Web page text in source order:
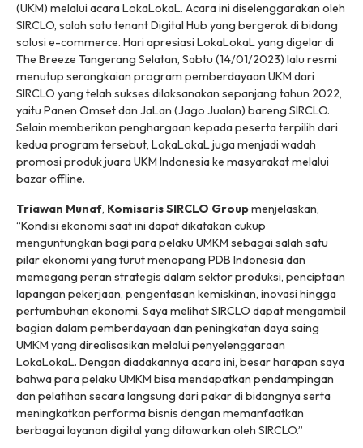
(UKM) melalui acara LokaLokaL. Acara ini diselenggarakan oleh
SIRCLO, salah satu tenant Digital Hub yang bergerak di bidang
solusi e-commerce. Hari apresiasi LokaLokaL yang digelar di
The Breeze Tangerang Selatan, Sabtu (14/01/2023) lalu resmi
menutup serangkaian program pemberdayaan UKM dari
SIRCLO yang telah sukses dilaksanakan sepanjang tahun 2022,
yaitu Panen Omset dan JaLan (Jago Jualan) bareng SIRCLO.
Selain memberikan penghargaan kepada peserta terpilih dari
kedua program tersebut, LokaLokaL juga menjadi wadah
promosi produk juara UKM Indonesia ke masyarakat melalui
bazar offline.
Triawan Munaf, Komisaris SIRCLO Groupmenjelaskan,
“Kondisi ekonomi saat ini dapat dikatakan cukup
menguntungkan bagi para pelaku UMKM sebagai salah satu
pilar ekonomi yang turut menopang PDB Indonesia dan
memegang peran strategis dalam sektor produksi, penciptaan
lapangan pekerjaan, pengentasan kemiskinan, inovasi hingga
pertumbuhan ekonomi. Saya melihat SIRCLO dapat mengambil
bagian dalam pemberdayaan dan peningkatan daya saing
UMKM yang direalisasikan melalui penyelenggaraan
LokaLokaL. Dengan diadakannya acara ini, besar harapan saya
bahwa para pelaku UMKM bisa mendapatkan pendampingan
dan pelatihan secara langsung dari pakar di bidangnya serta
meningkatkan performa bisnis dengan memanfaatkan
berbagai layanan digital yang ditawarkan oleh SIRCLO.”